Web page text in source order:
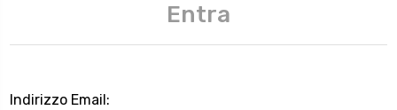
Entra
Indirizzo Email: